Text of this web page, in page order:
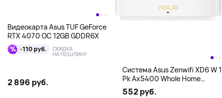
Видеокарта Asus TUF GeForce
RTX 4070 OC 12GB GDDR6X
-110 руб. СКИДКА
НА ПОШЛИНУ
2 896 руб.
Система Asus Zenwifi XD6 W 1
Pk Ax5400 Whole Home
Triband Mesh Wifi 6
552 руб.